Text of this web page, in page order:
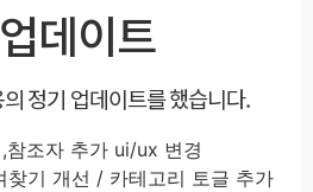
데이트
정기 업데이트를 했습니다.
참조자 추가 ui/ux 변경
찾기 개선 / 카테고리 토글 추가